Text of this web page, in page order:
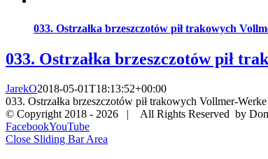
033. Ostrzałka brzeszczotów pił trakowych
033. Ostrzałka brzeszczotów pił
JarekO2018-05-01T18:13:52+00:00
033. Ostrzałka brzeszczotów pił trakowych Vollmer-
© Copyright 2018 - 2026 | All Rights Reserved by
FacebookYouTube
Close Sliding Bar Area